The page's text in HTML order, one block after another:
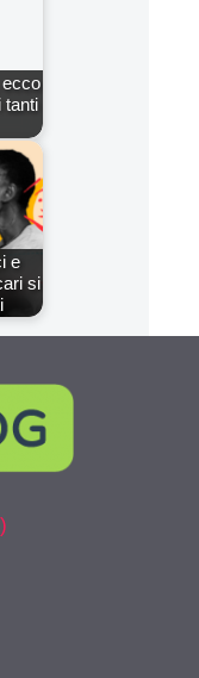
tanti
e
si